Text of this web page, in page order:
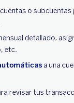
o
detallado,
etc.
a una
revisar tus